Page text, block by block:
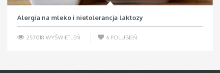
Alergia na mleko i nietolerancja laktozy
257018 WYŚWIETLEŃ 6 POLUBIEŃ